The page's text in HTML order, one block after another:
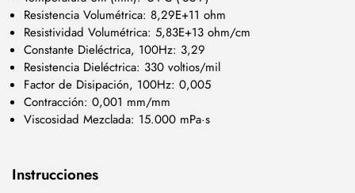
Resistencia Volumétrica: 8,29E+11 ohm
Resistividad Volumétrica: 5,83E+13 ohm/cm
Constante Dieléctrica, 100Hz: 3,29
Resistencia Dieléctrica: 330 voltios/mil
Factor de Disipación, 100Hz: 0,005
Contracción: 0,001 mm/mm
Viscosidad Mezclada: 15.000 mPa·s
Instrucciones